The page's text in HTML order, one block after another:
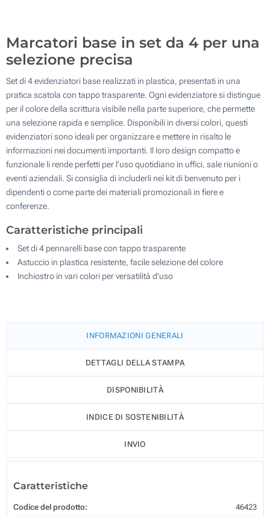
Marcatori base in set da 4 per una
selezione precisa
Set di 4 evidenziatori base realizzati in plastica, presentati in una
pratica scatola con tappo trasparente. Ogni evidenziatore si distingue
per il colore della scrittura visibile nella parte superiore, che permette
una selezione rapida e semplice. Disponibili in diversi colori, questi
evidenziatori sono ideali per organizzare e mettere in risalto le
informazioni nei documenti importanti. Il loro design compatto e
funzionale li rende perfetti per l’uso quotidiano in uffici, sale riunioni o
eventi aziendali. Si consiglia di includerli nei kit di benvenuto per i
dipendenti o come parte dei materiali promozionali in fiere e
conferenze.
Caratteristiche principali
Set di 4 pennarelli base con tappo trasparente
Astuccio in plastica resistente, facile selezione del colore
Inchiostro in vari colori per versatilità d’uso
INFORMAZIONI GENERALI
DETTAGLI DELLA STAMPA
DISPONIBILITÀ
INDICE DI SOSTENIBILITÀ
INVIO
Caratteristiche
Codice del prodotto: 46423